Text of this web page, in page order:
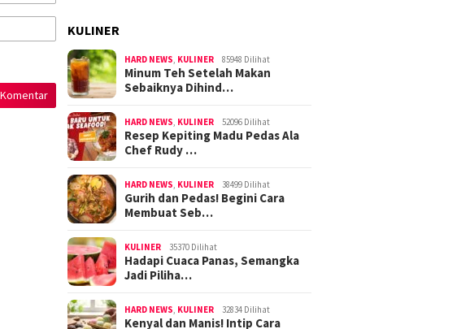
KULINER
HARD NEWS KULINER 85948 Dilihat
Minum Teh Setelah Makan
Sebaiknya Dihind…
HARD NEWS KULINER 52096 Dilihat
Resep Kepiting Madu Pedas Ala
Chef Rudy …
HARD NEWS KULINER 38499 Dilihat
Gurih dan Pedas! Begini Cara
Membuat Seb…
KULINER 35370 Dilihat
Hadapi Cuaca Panas, Semangka
Jadi Piliha…
HARD NEWS KULINER 32834 Dilihat
Kenyal dan Manis! Intip Cara